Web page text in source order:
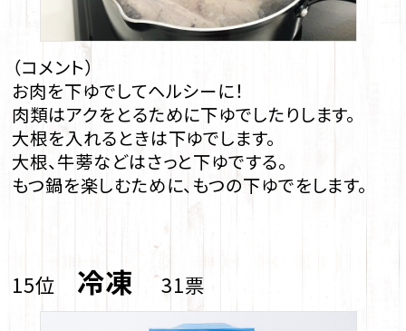
（コメント）
お肉を下ゆでしてヘルシーに！
肉類はアクをとるために下ゆでしたりします。
大根を入れるときは下ゆでします。
大根、牛蒡などはさっと下ゆでする。
もつ鍋を楽しむために、もつの下ゆでをします。
15位 冷凍31票